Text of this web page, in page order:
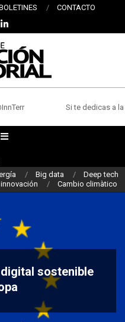
CONTACTO
Si te dedicas a la
Big data
Deep tech
Cambio climàtico
sostenible